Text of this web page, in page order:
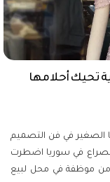
تحيك أحلامها
الصغير في فن التصميم
حدة الصراع في سوريا اضطرت
من موظفة في محل لبيع